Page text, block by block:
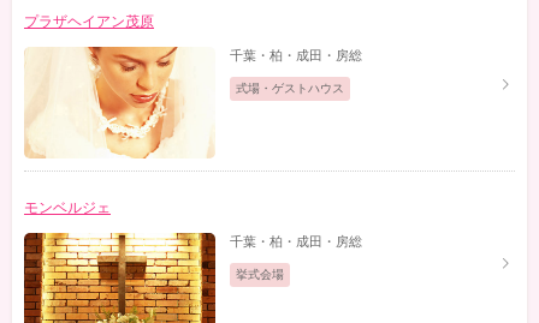
プラザヘイアン茂原
千葉・柏・成田・房総
式場・ゲストハウス
モンベルジェ
千葉・柏・成田・房総
挙式会場